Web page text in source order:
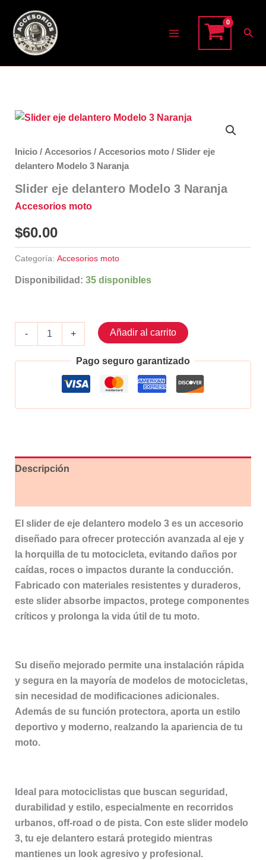
contenido
Inicio/ Accesorios/ Accesorios moto/ Slider eje
delantero Modelo 3 Naranja
Slider eje delantero Modelo 3 Naranja
Accesorios moto
$60.00
Categoría: Accesorios moto
Disponibilidad: 35 disponibles
-
Modelo
+ Añadir al carrito
Pago seguro garantizado
Descripción
El slider de eje delantero modelo 3 es un accesorio
diseñado para ofrecer protección avanzada al eje y
la horquilla de tu motocicleta, evitando daños por
caídas, roces o impactos durante la conducción.
Fabricado con materiales resistentes y duraderos,
este slider absorbe impactos, protege componentes
críticos y prolonga la vida útil de tu moto.
Su diseño mejorado permite una instalación rápida
y segura en la mayoría de modelos de motocicletas,
sin necesidad de modificaciones adicionales.
Además de su función protectora, aporta un estilo
deportivo y moderno, realzando la apariencia de tu
moto.
Ideal para motociclistas que buscan seguridad,
durabilidad y estilo, especialmente en recorridos
urbanos, off-road o de pista. Con este slider modelo
3, tu eje delantero estará protegido mientras
mantienes un look agresivo y profesional.
Modelo
3
Naranja
cantidad